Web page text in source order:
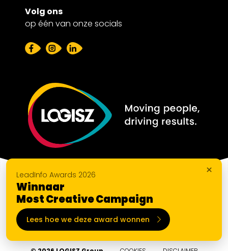
×
LeadInfo Awards 2026
Winnaar
Most Creative Campaign
Lees hoe we deze award wonnen
Volg ons
op één van onze socials